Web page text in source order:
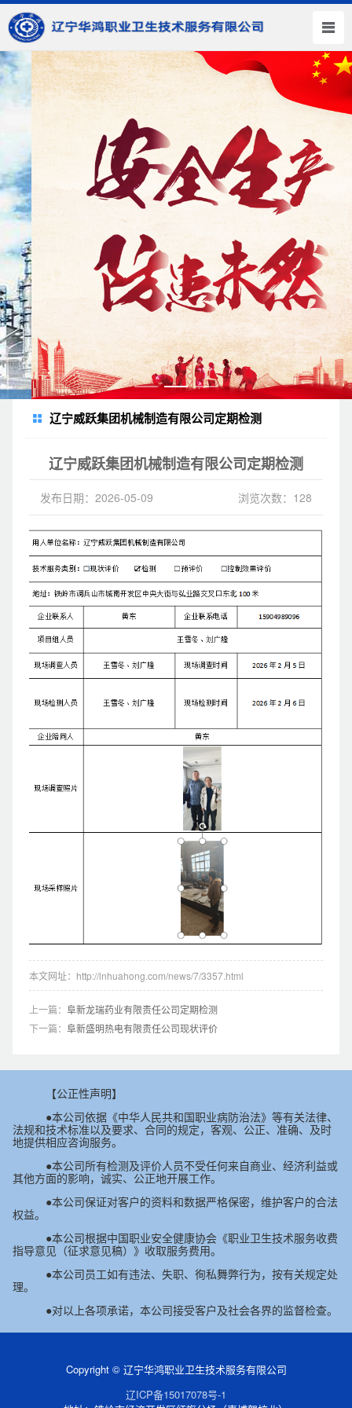
辽宁威跃集团机械制造有限公司定期检测
辽宁威跃集团机械制造有限公司定期检测
发布日期：2026-05-09 浏览次数：128
本文网址：http://lnhuahong.com/news/7/3357.html
上一篇： 阜新龙瑞药业有限责任公司定期检测
下一篇： 阜新盛明热电有限责任公司现状评价
【公正性声明】
●本公司依据《中华人民共和国职业病防治法》等有关法律、
法规和技术标准以及要求、合同的规定，客观、公正、准确、及时
地提供相应咨询服务。
●本公司所有检测及评价人员不受任何来自商业、经济利益或
其他方面的影响，诚实、公正地开展工作。
●本公司保证对客户的资料和数据严格保密，维护客户的合法
权益。
●本公司根据中国职业安全健康协会《职业卫生技术服务收费
指导意见（征求意见稿）》收取服务费用。
●本公司员工如有违法、失职、徇私舞弊行为，按有关规定处
理。
●对以上各项承诺，本公司接受客户及社会各界的监督检查。
Copyright © 辽宁华鸿职业卫生技术服务有限公司
辽ICP备15017078号-1